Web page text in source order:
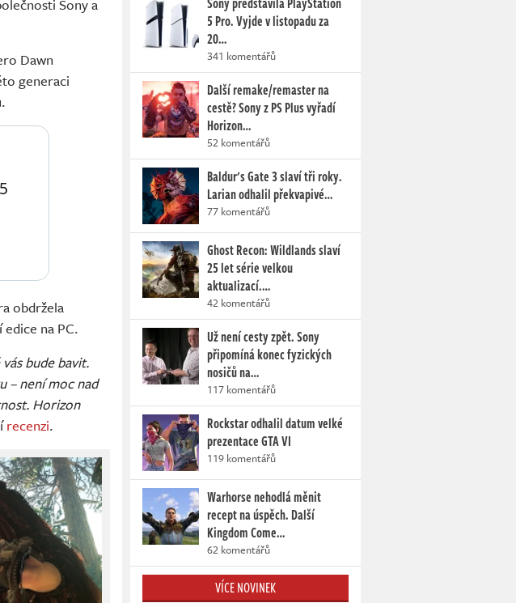
Sony a
Dawn
generaci
obdržela
na PC.
bude bavit.
– není moc nad
Horizon
recenzi.
5 Pro. Vyjde v listopadu za
20…
341 komentářů
Další remake/remaster na
cestě? Sony z PS Plus vyřadí
Horizon…
52 komentářů
Baldur's Gate 3 slaví tři roky.
Larian odhalil překvapivé…
77 komentářů
Ghost Recon: Wildlands slaví
25 let série velkou
aktualizací.…
42 komentářů
Už není cesty zpět. Sony
připomíná konec fyzických
nosičů na…
117 komentářů
Rockstar odhalil datum velké
prezentace GTA VI
119 komentářů
Warhorse nehodlá měnit
recept na úspěch. Další
Kingdom Come…
62 komentářů
VÍCE NOVINEK